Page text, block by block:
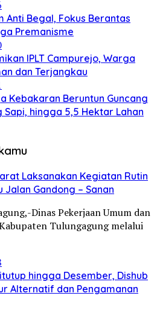
Anti Begal, Fokus Berantas
Premanisme
IPLT Campurejo, Warga
dan Terjangkau
Kebakaran Beruntun Guncang
Sapi, hingga 5,5 Hektar Lahan
Laksanakan Kegiatan Rutin
Jalan Gandong – Sanan
Dinas Pekerjaan Umum dan
Tulungagung melalui
hingga Desember, Dishub
Alternatif dan Pengamanan